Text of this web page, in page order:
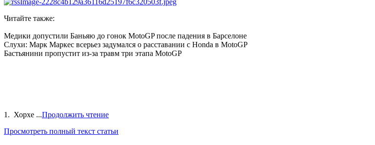
Читайте также:
Медики допустили Баньяю до гонок MotoGP после падения в Барселоне
Слухи: Марк Маркес всерьез задумался о расставании с Honda в MotoGP
Бастьянини пропустит из-за травм три этапа MotoGP
1. Хорхе ...Продолжить чтение
Просмотреть полный текст статьи